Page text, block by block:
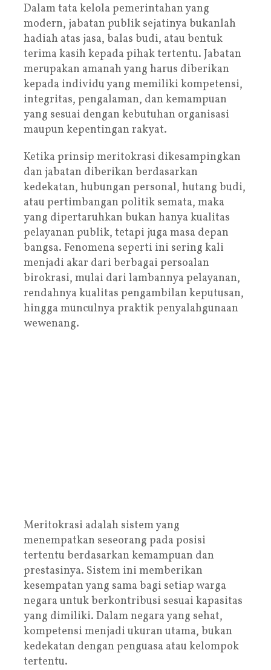
Dalam tata kelola pemerintahan yang
modern, jabatan publik sejatinya bukanlah
hadiah atas jasa, balas budi, atau bentuk
terima kasih kepada pihak tertentu. Jabatan
merupakan amanah yang harus diberikan
kepada individu yang memiliki kompetensi,
integritas, pengalaman, dan kemampuan
yang sesuai dengan kebutuhan organisasi
maupun kepentingan rakyat.
Ketika prinsip meritokrasi dikesampingkan
dan jabatan diberikan berdasarkan
kedekatan, hubungan personal, hutang budi,
atau pertimbangan politik semata, maka
yang dipertaruhkan bukan hanya kualitas
pelayanan publik, tetapi juga masa depan
bangsa. Fenomena seperti ini sering kali
menjadi akar dari berbagai persoalan
birokrasi, mulai dari lambannya pelayanan,
rendahnya kualitas pengambilan keputusan,
hingga munculnya praktik penyalahgunaan
wewenang.
Meritokrasi adalah sistem yang
menempatkan seseorang pada posisi
tertentu berdasarkan kemampuan dan
prestasinya. Sistem ini memberikan
kesempatan yang sama bagi setiap warga
negara untuk berkontribusi sesuai kapasitas
yang dimiliki. Dalam negara yang sehat,
kompetensi menjadi ukuran utama, bukan
kedekatan dengan penguasa atau kelompok
tertentu.